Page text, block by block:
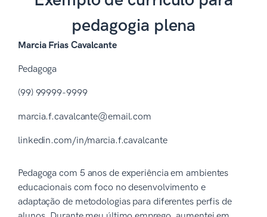
pedagogia plena
Marcia Frias Cavalcante
Pedagoga
(99) 99999-9999
marcia.f.cavalcante@email.com
linkedin.com/in/marcia.f.cavalcante
Pedagoga com 5 anos de experiência em ambientes
educacionais com foco no desenvolvimento e
adaptação de metodologias para diferentes perfis de